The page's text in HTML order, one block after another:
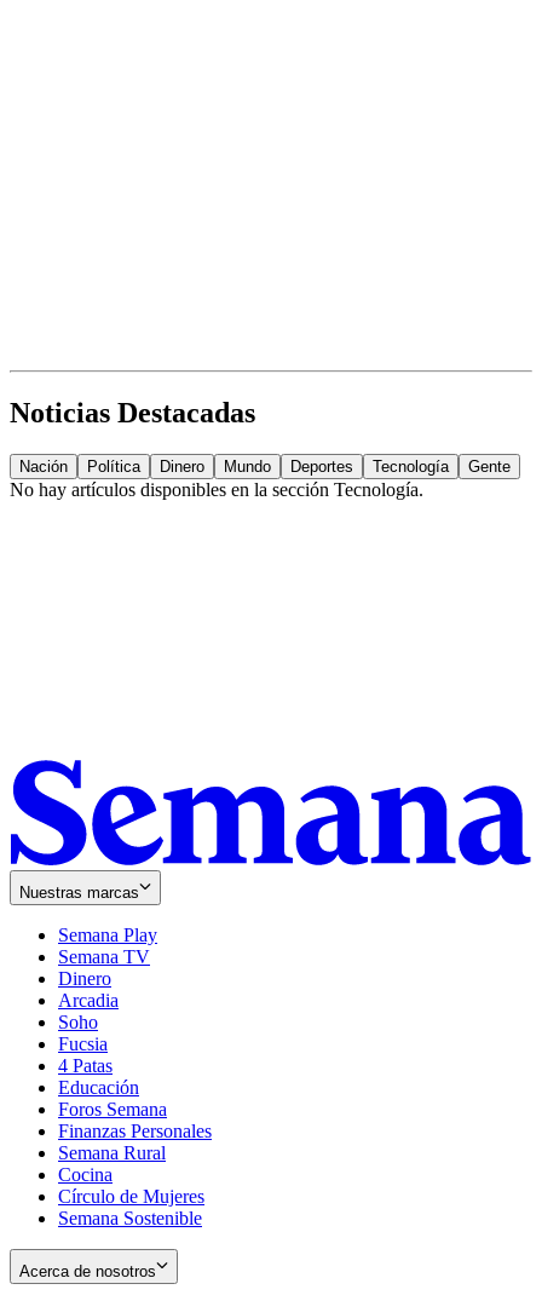
Noticias Destacadas
Nación Política Dinero Mundo Deportes Tecnología Gente
No hay artículos disponibles en la sección Tecnología.
Nuestras marcas
Semana Play
Semana TV
Dinero
Arcadia
Soho
in
new
window
Fucsia
in
new
window
4 Patas
Educación
Foros Semana
Finanzas Personales
Semana Rural
Cocina
Círculo de Mujeres
Semana Sostenible
Acerca de nosotros